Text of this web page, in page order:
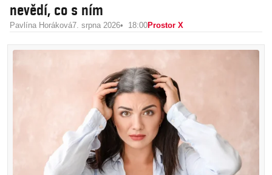
nevědí, co s ním
Pavlína Horáková7. srpna 2026 18:00Prostor X